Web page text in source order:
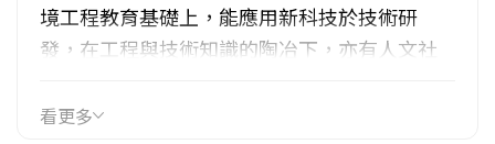
境工程教育基礎上，能應用新科技於技術研
發，在工程與技術知識的陶冶下，亦有人文社
的工程師，更是永續社會的領導者。分為水資
看更多